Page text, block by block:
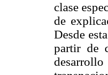
clase
de
Desde
partir de